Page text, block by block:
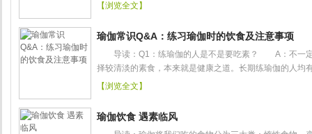
【浏览全文】
瑜伽常识Q&A：练习瑜伽时的饮食及注意事项
导读：Q1：练瑜伽的人是不是要吃素？ A：不一定
择较清淡的素食，本来就是健康之道。长期练瑜伽的人均
【浏览全文】
瑜伽饮食 遇素临风